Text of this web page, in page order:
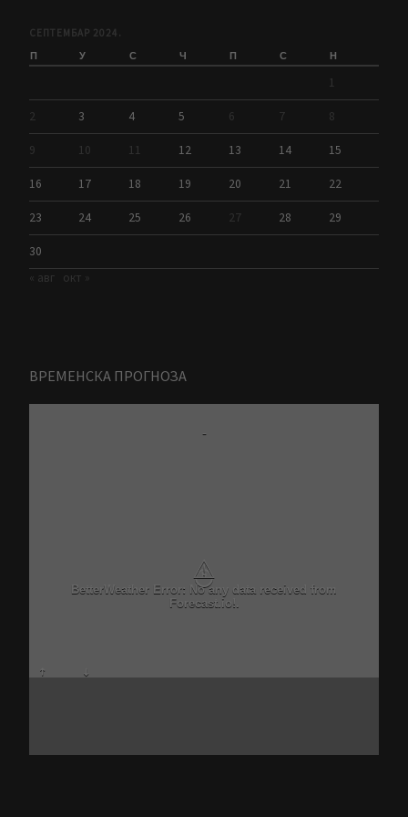
СЕПТЕМБАР 2024.
П У С Ч П С Н
1
2 3 4 5 6 7 8
9 10 11 12 13 14 15
16 17 18 19 20 21 22
23 24 25 26 27 28 29
30
« авг окт »
ВРЕМЕНСКА ПРОГНОЗА
-
⚠
BetterWeather Error: No any data received from
Forecast.io!.